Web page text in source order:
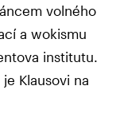
volného
a wokismu
institutu.
Klausovi na